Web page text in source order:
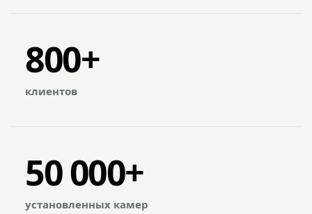
800+
клиентов
50 000+
установленных камер